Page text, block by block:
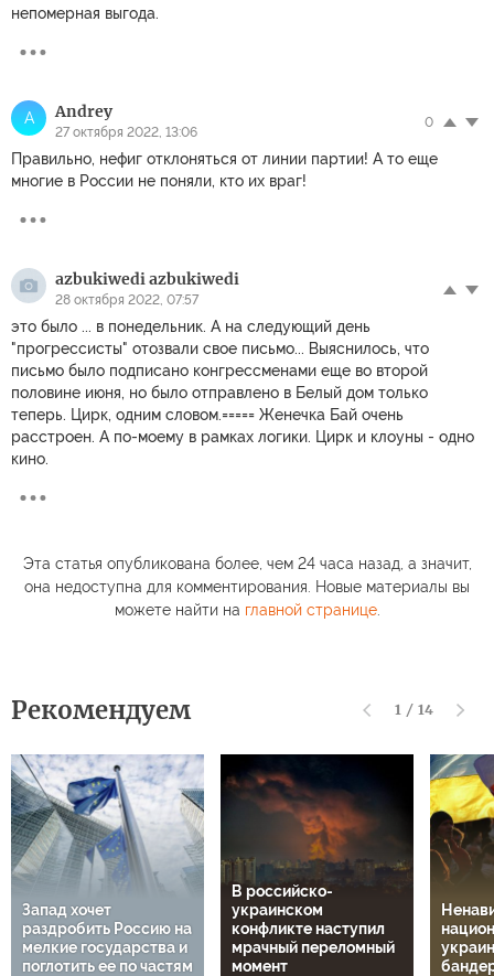
непомерная выгода.
A Andrey
27 октября 2022, 13:06
0
Правильно, нефиг отклоняться от линии партии! А то еще
многие в России не поняли, кто их враг!
azbukiwedi azbukiwedi
28 октября 2022, 07:57
это было ... в понедельник. А на следующий день
"прогрессисты" отозвали свое письмо... Выяснилось, что
письмо было подписано конгрессменами еще во второй
половине июня, но было отправлено в Белый дом только
теперь. Цирк, одним словом.===== Женечка Бай очень
расстроен. А по-моему в рамках логики. Цирк и клоуны - одно
кино.
Эта статья опубликована более, чем 24 часа назад, а значит,
она недоступна для комментирования. Новые материалы вы
можете найти на главной странице.
Рекомендуем 1 / 14
Запад хочет
раздробить Россию на
мелкие государства и
поглотить ее по частям
В российско-
украинском
конфликте наступил
мрачный переломный
момент